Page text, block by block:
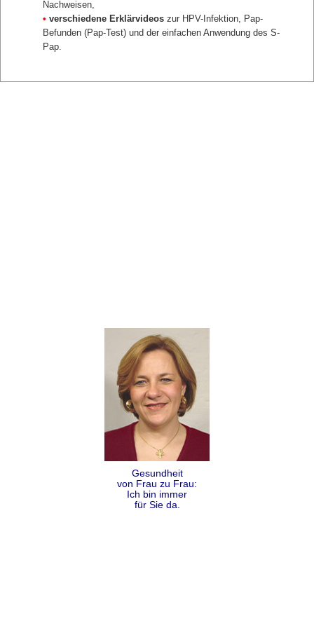
zurück
Gesundheit
von Frau zu Frau:
Ich bin immer
für Sie da.
Nachweisen,
• verschiedene Erklärvideos zur HPV-Infektion, Pap-
Befunden (Pap-Test) und der einfachen Anwendung des S-
Pap.